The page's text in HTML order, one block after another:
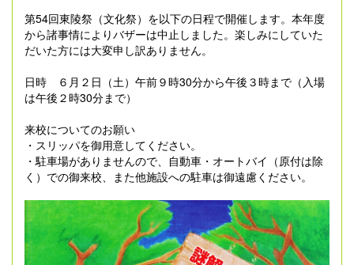
第54回東陵祭（文化祭）を以下の日程で開催します。本年度
から諸事情によりバザーは中止しました。楽しみにしていた
だいた方には大変申し訳ありません。
日時 ６月２日（土）午前９時30分から午後３時まで（入場
は午後２時30分まで）
来校についてのお願い
・スリッパを御用意してください。
・駐車場がありませんので、自動車・オートバイ（原付は除
く）での御来校、また他施設への駐車は御遠慮ください。